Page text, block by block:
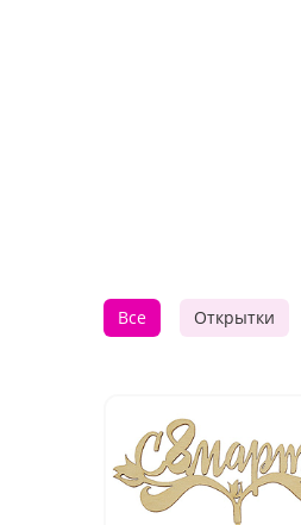
Все Открытки